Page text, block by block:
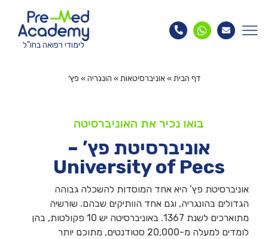
לימודי רפואה בחו"ל
דף הבית»אוניברסיטאות» הונגריה» פץ’
בואו נכיר את האוניברסיטה
אוניברסיטת פץ’ –
University of Pecs
אוניברסיטת פץ’ היא אחד המוסדות להשכלה גבוהה
הגדולים בהונגריה, וגם אחד הוותיקים שבהם. שורשיה
מתוארכים לשנת 1367. באוניברסיטה יש 10 פקולטות, בהן
לומדים למעלה מ-20,000 סטודנטים, מתוכם יותר